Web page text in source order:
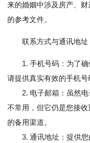
来的婚姻中涉及房产、
的参考文件。
联系方式与通讯地址
1. 手机号码：为了
请提供真实有效的手机号
2. 电子邮箱：虽然电
不常用，但它仍是您接收
的备用渠道。
3. 通讯地址：提供您